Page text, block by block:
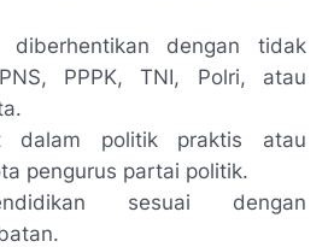
diberhentikan dengan tidak
PPPK, TNI, Polri, atau
dalam politik praktis atau
pengurus partai politik.
sesuai dengan